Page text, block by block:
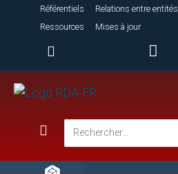
Référentiels Relations entre entités
Ressources
Mises à jour